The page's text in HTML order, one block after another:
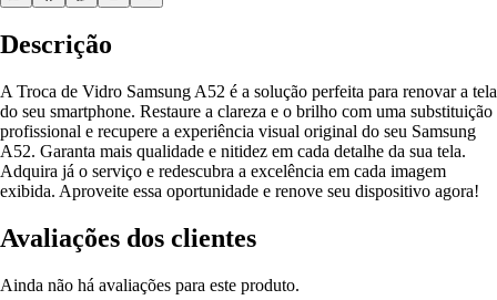
Descrição
A Troca de Vidro Samsung A52 é a solução perfeita para renovar a tela
do seu smartphone. Restaure a clareza e o brilho com uma substituição
profissional e recupere a experiência visual original do seu Samsung
A52. Garanta mais qualidade e nitidez em cada detalhe da sua tela.
Adquira já o serviço e redescubra a excelência em cada imagem
exibida. Aproveite essa oportunidade e renove seu dispositivo agora!
Avaliações dos clientes
Ainda não há avaliações para este produto.